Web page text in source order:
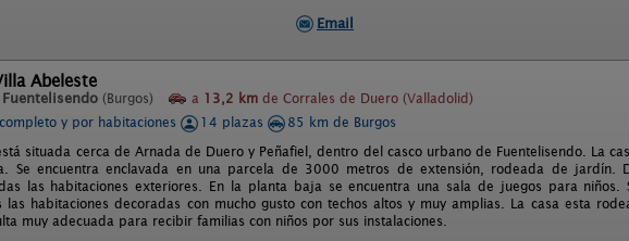
Email
Abeleste
Fuentelisendo (Burgos) a 13,2 km de Corrales de Duero (Valladolid)
y por habitaciones
14 plazas
85 km de Burgos
situada cerca de Arnada de Duero y Peñafiel, dentro del casco urbano de Fuentelisendo. La
Se encuentra enclavada en una parcela de 3000 metros de extensión, rodeada de jardín.
las habitaciones exteriores. En la planta baja se encuentra una sala de juegos para niños.
las habitaciones decoradas con mucho gusto con techos altos y muy amplias. La casa esta
muy adecuada para recibir familias con niños por sus instalaciones.